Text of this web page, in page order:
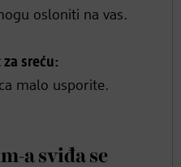
osloniti na vas.
za sreću:
malo usporite.
a sviđa se